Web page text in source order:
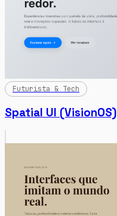
Futurista & Tech
Spatial UI (VisionOS)